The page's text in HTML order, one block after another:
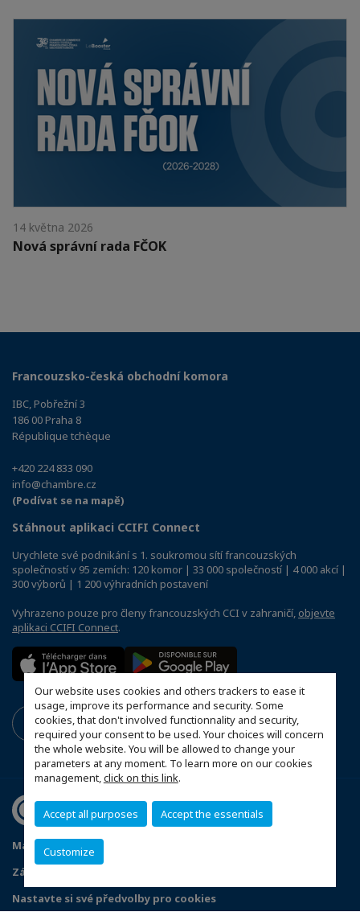
Our website uses cookies and others trackers to ease it
usage, improve its performance and security. Some
cookies, that don't involved functionnality and security,
required your consent to be used. Your choices will concern
the whole website. You will be allowed to change your
parameters at any moment. To learn more on our cookies
management,click on this link.
Accept all purposes Accept the essentials
Customize
14 května 2026
Nová správní rada FČOK
Francouzsko-česká obchodní komora
IBC, Pobřežní 3
186 00 Praha 8
République tchèque
+420 224 833 090
info@chambre.cz
(Podívat se na mapě)
Stáhnout aplikaci CCIFI Connect
Urychlete své podnikání s 1. soukromou sítí francouzských
společností v 95 zemích: 120 komor | 33 000 společností | 4 000 akcí |
300 výborů | 1 200 výhradních postavení
Vyhrazeno pouze pro členy francouzských CCI v zahraničí, objevte
aplikaci CCIFI Connect.
Mapa webu Stanovy FČOK
Zásady ochrany osobních údajů
Nastavte si své předvolby pro cookies